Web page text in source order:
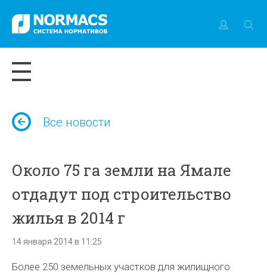
Все новости
Около 75 га земли на Ямале
отдадут под строительство
жилья в 2014 г
14 января 2014 в 11:25
Более 250 земельных участков для жилищного